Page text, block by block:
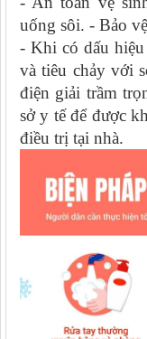
uống sôi. - Bảo
- Khi có dấu
và tiêu chảy với
điện giải trầm
sở y tế để được
điều trị tại nhà.